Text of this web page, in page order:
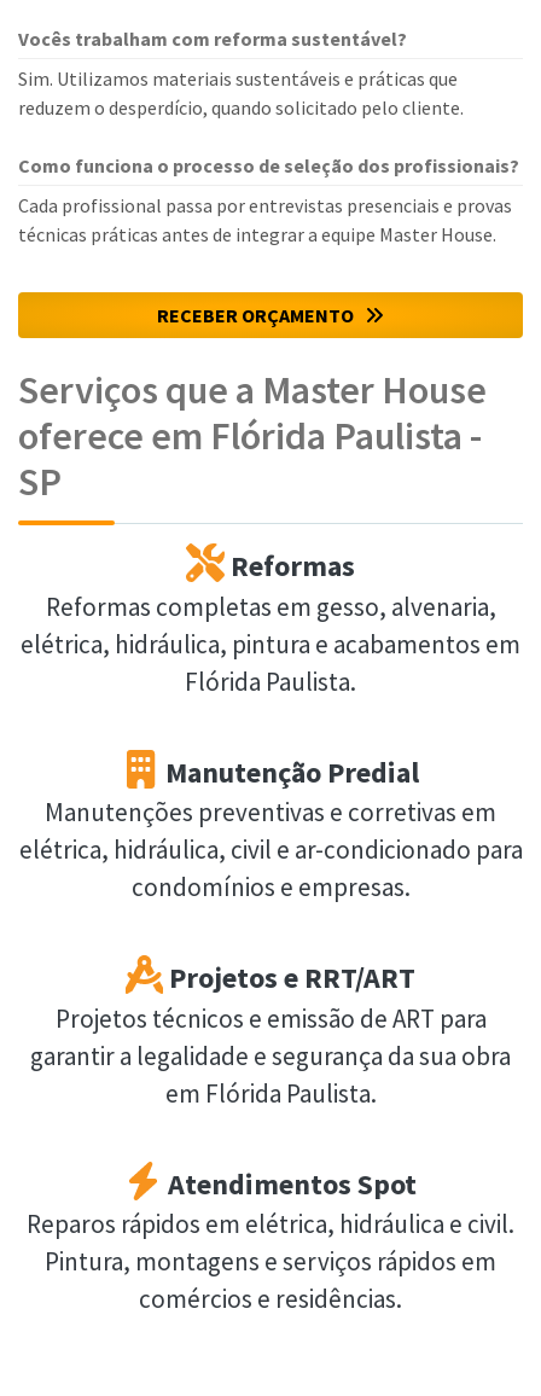
Vocês trabalham com reforma sustentável?
Sim. Utilizamos materiais sustentáveis e práticas que
reduzem o desperdício, quando solicitado pelo cliente.
Como funciona o processo de seleção dos profissionais?
Cada profissional passa por entrevistas presenciais e provas
técnicas práticas antes de integrar a equipe Master House.
RECEBER ORÇAMENTO
Serviços que a Master House
oferece em Flórida Paulista -
SP
Reformas
Reformas completas em gesso, alvenaria,
elétrica, hidráulica, pintura e acabamentos em
Flórida Paulista.
Manutenção Predial
Manutenções preventivas e corretivas em
elétrica, hidráulica, civil e ar-condicionado para
condomínios e empresas.
Projetos e RRT/ART
Projetos técnicos e emissão de ART para
garantir a legalidade e segurança da sua obra
em Flórida Paulista.
Atendimentos Spot
Reparos rápidos em elétrica, hidráulica e civil.
Pintura, montagens e serviços rápidos em
comércios e residências.